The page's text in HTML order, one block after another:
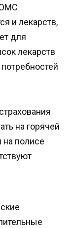
ОМС
и лекарств,
для
лекарств
на горячей
на полисе